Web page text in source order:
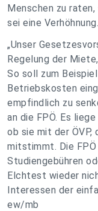
Menschen zu
sei eine
„Unser
Regelung der
So soll zum
Betriebskosten
empfindlich zu
an die FPÖ. Es
ob sie mit der ÖVP,
mitstimmt. Die
Studiengebühren
Elchtest wieder
Interessen der
ew/mb